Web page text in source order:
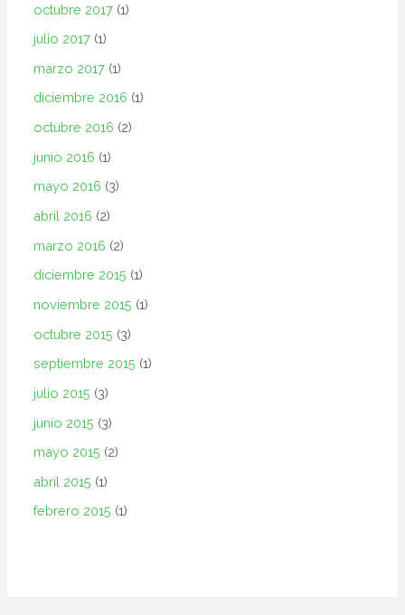
octubre 2017 (1)
julio 2017 (1)
marzo 2017 (1)
diciembre 2016 (1)
octubre 2016 (2)
junio 2016 (1)
mayo 2016 (3)
abril 2016 (2)
marzo 2016 (2)
diciembre 2015 (1)
noviembre 2015 (1)
octubre 2015 (3)
septiembre 2015 (1)
julio 2015 (3)
junio 2015 (3)
mayo 2015 (2)
abril 2015 (1)
febrero 2015 (1)